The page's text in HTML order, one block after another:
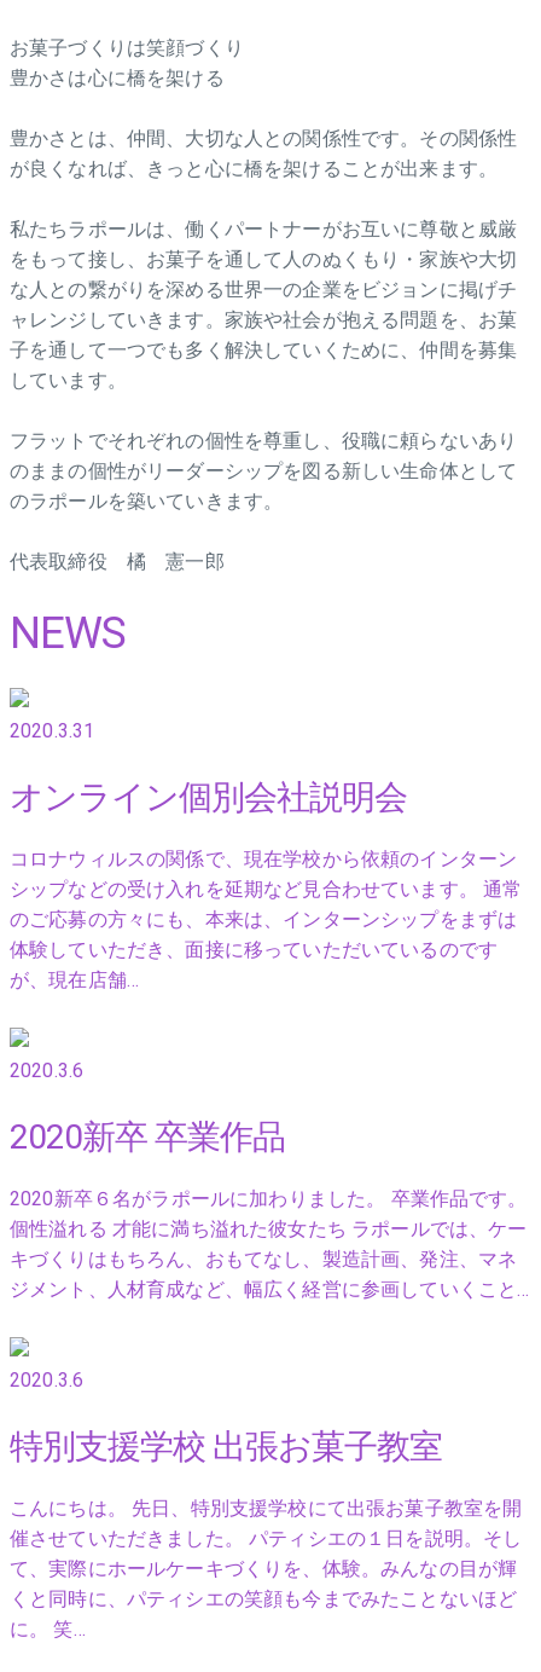
お菓子づくりは笑顔づくり
豊かさは心に橋を架ける
豊かさとは、仲間、大切な人との関係性です。その関係性
が良くなれば、きっと心に橋を架けることが出来ます。
私たちラポールは、働くパートナーがお互いに尊敬と威厳
をもって接し、お菓子を通して人のぬくもり・家族や大切
な人との繋がりを深める世界一の企業をビジョンに掲げチ
ャレンジしていきます。家族や社会が抱える問題を、お菓
子を通して一つでも多く解決していくために、仲間を募集
しています。
フラットでそれぞれの個性を尊重し、役職に頼らないあり
のままの個性がリーダーシップを図る新しい生命体として
のラポールを築いていきます。
代表取締役 橘 憲一郎
NEWS
2020.3.31
オンライン個別会社説明会
コロナウィルスの関係で、現在学校から依頼のインターン
シップなどの受け入れを延期など見合わせています。 通常
のご応募の方々にも、本来は、インターンシップをまずは
体験していただき、面接に移っていただいているのです
が、現在店舗…
2020.3.6
2020新卒 卒業作品
2020新卒６名がラポールに加わりました。 卒業作品です。
個性溢れる 才能に満ち溢れた彼女たち ラポールでは、ケー
キづくりはもちろん、おもてなし、製造計画、発注、マネ
ジメント、人材育成など、幅広く経営に参画していくこと…
2020.3.6
特別支援学校 出張お菓子教室
こんにちは。 先日、特別支援学校にて出張お菓子教室を開
催させていただきました。 パティシエの１日を説明。そし
て、実際にホールケーキづくりを、体験。みんなの目が輝
くと同時に、パティシエの笑顔も今までみたことないほど
に。 笑…